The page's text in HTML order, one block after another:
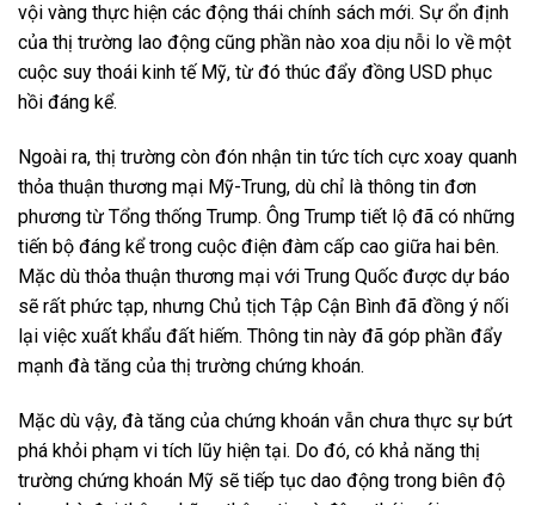
vội vàng thực hiện các động thái chính sách mới. Sự ổn định
của thị trường lao động cũng phần nào xoa dịu nỗi lo về một
cuộc suy thoái kinh tế Mỹ, từ đó thúc đẩy đồng USD phục
hồi đáng kể.
Ngoài ra, thị trường còn đón nhận tin tức tích cực xoay quanh
thỏa thuận thương mại Mỹ-Trung, dù chỉ là thông tin đơn
phương từ Tổng thống Trump. Ông Trump tiết lộ đã có những
tiến bộ đáng kể trong cuộc điện đàm cấp cao giữa hai bên.
Mặc dù thỏa thuận thương mại với Trung Quốc được dự báo
sẽ rất phức tạp, nhưng Chủ tịch Tập Cận Bình đã đồng ý nối
lại việc xuất khẩu đất hiếm. Thông tin này đã góp phần đẩy
mạnh đà tăng của thị trường chứng khoán.
Mặc dù vậy, đà tăng của chứng khoán vẫn chưa thực sự bứt
phá khỏi phạm vi tích lũy hiện tại. Do đó, có khả năng thị
trường chứng khoán Mỹ sẽ tiếp tục dao động trong biên độ